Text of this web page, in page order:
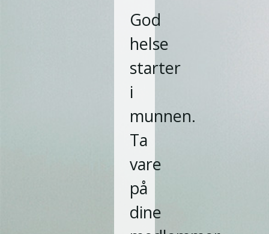
God
helse
starter
i
munnen.
Ta
vare
på
dine